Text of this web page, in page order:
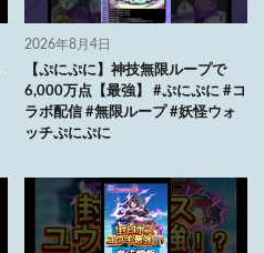
2026年8月4日
【ぷにぷに】神技無限ループで
6,000万点【最強】 #ぷにぷに #コ
ラボ配信 #無限ループ #妖怪ウォ
ッチぷにぷに